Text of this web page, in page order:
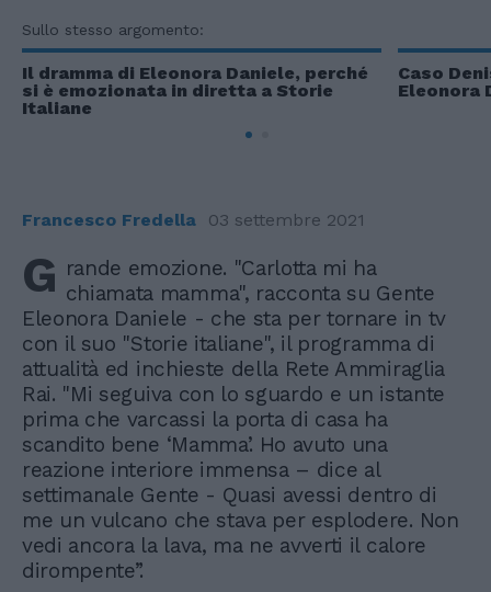
Sullo stesso argomento:
Il dramma di Eleonora Daniele, perché
si è emozionata in diretta a Storie
Italiane
Caso
Eleonora
Francesco Fredella 03 settembre 2021
G rande emozione. "Carlotta mi ha
chiamata mamma", racconta su Gente
Eleonora Daniele - che sta per tornare in tv
con il suo "Storie italiane", il programma di
attualità ed inchieste della Rete Ammiraglia
Rai. "Mi seguiva con lo sguardo e un istante
prima che varcassi la porta di casa ha
scandito bene ‘Mamma’. Ho avuto una
reazione interiore immensa – dice al
settimanale Gente - Quasi avessi dentro di
me un vulcano che stava per esplodere. Non
vedi ancora la lava, ma ne avverti il calore
dirompente”.